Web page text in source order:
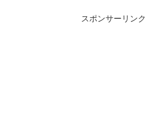
スポンサーリンク